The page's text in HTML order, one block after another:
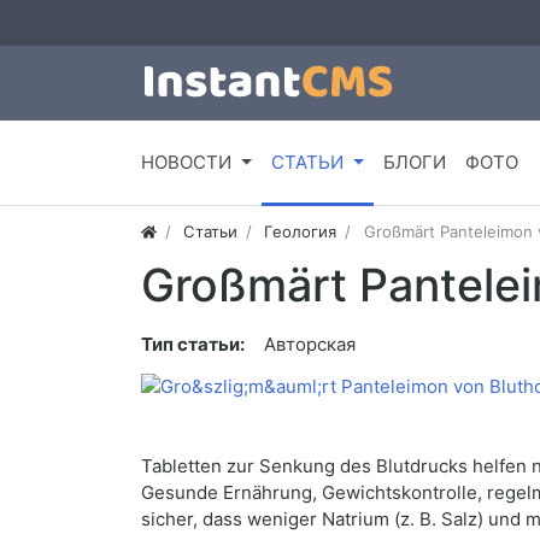
НОВОСТИ СТАТЬИ БЛОГИ ФОТО
Статьи Геология Großmärt
Großmärt
Тип статьи: Авторская
Tabletten zur Senkung des Blutdrucks helfen
Gesunde Ernährung, Gewichtskontrolle,
sicher, dass weniger Natrium (z. B. Salz) und